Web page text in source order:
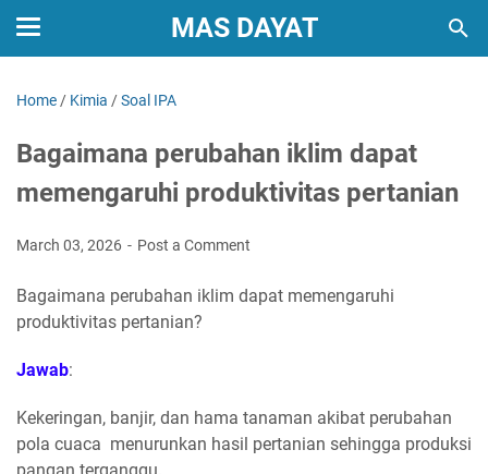
MAS DAYAT
Home / Kimia /Soal IPA
Bagaimana perubahan iklim dapat
memengaruhi produktivitas pertanian
March 03, 2026 Post a Comment
Bagaimana perubahan iklim dapat memengaruhi
produktivitas pertanian?
Jawab:
Kekeringan, banjir, dan hama tanaman akibat perubahan
pola cuaca menurunkan hasil pertanian sehingga produksi